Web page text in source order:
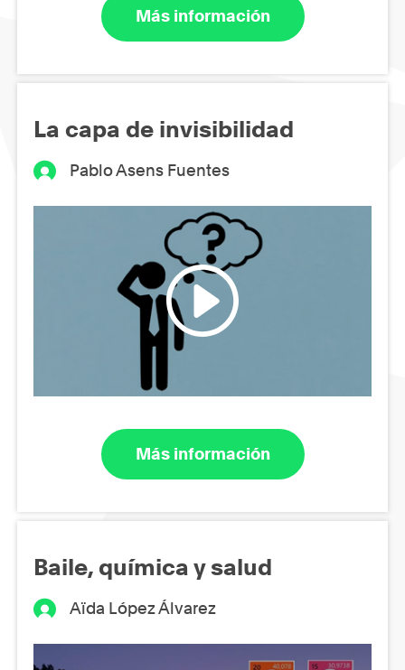
Más información
La capa de invisibilidad
Pablo Asens Fuentes
Más información
Baile, química y salud
Aïda López Álvarez